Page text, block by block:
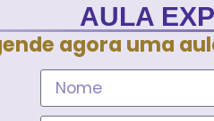
AULA
agora uma